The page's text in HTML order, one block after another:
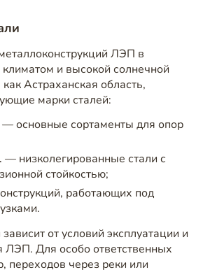
ЛЭП в
и высокой солнечной
Астраханская область,
марки сталей:
основные сортаменты для опор
— низколегированные стали с
стойкостью;
работающих под
от условий эксплуатации и
ЛЭП. Для особо ответственных
переходов через реки или